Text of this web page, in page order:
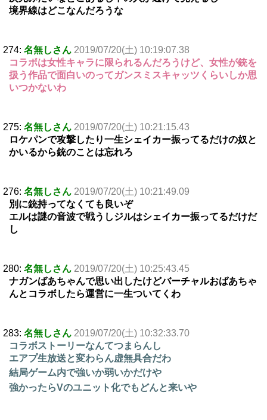
境界線はどこなんだろうな
274: 名無しさん 2019/07/20(土) 10:19:07.38
コラボは女性キャラに限られるんだろうけど、女性が銃を
扱う作品で面白いのってガンスミスキャッツくらいしか思
いつかないわ
275: 名無しさん 2019/07/20(土) 10:21:15.43
ロケパンで攻撃したり一生シェイカー振ってるだけの奴と
かいるから銃のことは忘れろ
276: 名無しさん 2019/07/20(土) 10:21:49.09
別に銃持ってなくても良いぞ
エルは謎の音波で戦うしジルはシェイカー振ってるだけだ
し
280: 名無しさん 2019/07/20(土) 10:25:43.45
ナガンばあちゃんで思い出したけどバーチャルおばあちゃ
んとコラボしたら運営に一生ついてくわ
283: 名無しさん 2019/07/20(土) 10:32:33.70
コラボストーリーなんてつまらんし
エアプ生放送と変わらん虚無具合だわ
結局ゲーム内で強いか弱いかだけや
強かったらVのユニット化でもどんと来いや